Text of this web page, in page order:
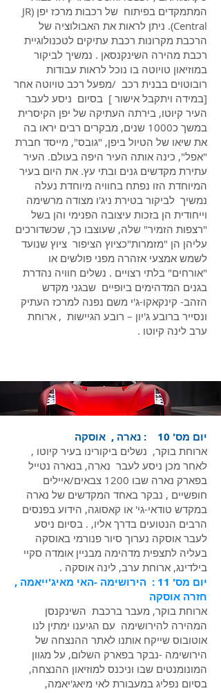
המתמקדים בפיתוח של רכבות מרכז יפן (JR
Central). ניתן לראות את האבולוציה של
הרכבת מקרונות רכבת עתיקים לטכנולוגיית
רכבת מהירה השינקנסאן . נמשיך לביקור
במוזיאון טויוטה בו נוכל לראות עבודות
רובוטוים בבנית רכב /מפעל רכב טויוטה אחר
[במידה ויתקבל אישור ] בסיום ניסע לעבר
העיר קיוטו, בירתה העתיקה של יפן הקיסרית
במשך כ1000 שנים, מבקרים רבים יראו בה
את שיאו של הטיול ביפן, "גובס", מייסד חברת
"אפל", כינה אותה העיר היפה בעולם. העיר
עתירת מקדשים גנים ובתי עץ. את היום בעיר
המיוחדת הזו נפתח בחוויה מיוחדת נעלה
נמשיך לביקור בטירת ניג'ו מצודה מרשימה
וייחודית הן בזכות עיצובה הפנימי והן בשל
"רצפות הזמיר" שלה, שעוצבו כך, שכשדורכים
עליהן הן "מזמרות"כציוץ הציפור ציוץ שנועד
לשמש אמצעי אזהרה מפני פולשים או
"אורחים" בלתי רצויים . נשלים חוויה נהדרת
בגנים המדהימים ביופיים שבגני מקדש
הזהב- קינקאקו-ג'י משם נפנה למרכז העתיק
ונסייר ברובע ג'יון – רובע הגיישות , ארוחת
ערב לינה קיוטו .
יום מס' 10 : נארה , אוסקה
ארוחת בוקר, נשלים ביקורינו בעיר קיוטו ,
לאחר מכן ניסע לעבר נארה, בנארה נטייל
בפארק נארה שבו 1200 צבאים/איילים
חופשיים , נבקר באחד המקדשים של נארה
במקדש טודאי-גי' או קאסוגה, הידוע בפנסים
הרבים הנטועים בדרך אליו, . בסיום ניסע
לעבר אוסקה נערוך סיור פנורמי באוסקה
בעליה לתצפית מדהימה מבניין אומדה סקיי
בילדינג, ארוחת ערב, לינה אוסקה .
יום מס' 11 : הירושימה -האי מאיג'ייאמה ,
חזרה אוסקה
ארוחת בוקר, מעבר ברכבת השינקנסן
המהירה להירושימה עם הגיענו ימתין לנו
אוטובוס שייקח אותנו לאתר ההנצחה של
הירושימה -נבקר בפארק השלום, על מגוון
המונומנטים שבו וניכנס למוזיאון ההנצחה,
בסיום נפליג במעבורת לאי מיאג'יאמה,